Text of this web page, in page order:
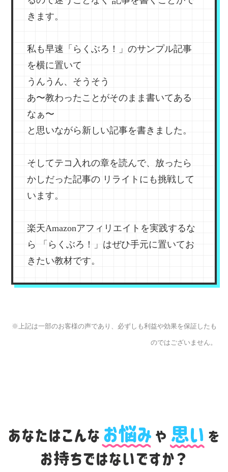
きます。
私も早速「らくぶろ！」のサンプル記事
を横に置いて
うんうん、そうそう
あ〜教わったことがそのまま書いてある
なぁ〜
と思いながら新しい記事を書きました。
そしてテコ入れの章を読んで、放ったら
かしだった記事の リライトにも挑戦して
います。
楽天Amazonアフィリエイトを実践するな
ら
「らくぶろ！」はぜひ手元に置いてお
きたい教材です。
※上記は一部のお客様の声であり、必ずしも利益や効果を保証したも
のではございません。